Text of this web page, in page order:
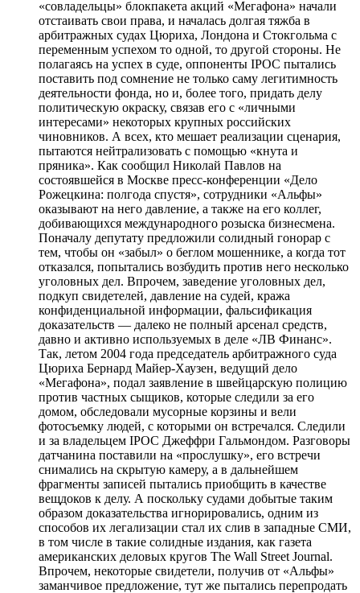
«совладельцы» блокпакета акций «Мегафона» начали
отстаивать свои права, и началась долгая тяжба в
арбитражных судах Цюриха, Лондона и Стокгольма с
переменным успехом то одной, то другой стороны. Не
полагаясь на успех в суде, оппоненты IPOC пытались
поставить под сомнение не только саму легитимность
деятельности фонда, но и, более того, придать делу
политическую окраску, связав его с «личными
интересами» некоторых крупных российских
чиновников. А всех, кто мешает реализации сценария,
пытаются нейтрализовать с помощью «кнута и
пряника». Как сообщил Николай Павлов на
состоявшейся в Москве пресс-конференции «Дело
Рожецкина: полгода спустя», сотрудники «Альфы»
оказывают на него давление, а также на его коллег,
добивающихся международного розыска бизнесмена.
Поначалу депутату предложили солидный гонорар с
тем, чтобы он «забыл» о беглом мошеннике, а когда тот
отказался, попытались возбудить против него несколько
уголовных дел. Впрочем, заведение уголовных дел,
подкуп свидетелей, давление на судей, кража
конфиденциальной информации, фальсификация
доказательств — далеко не полный арсенал средств,
давно и активно используемых в деле «ЛВ Финанс».
Так, летом 2004 года председатель арбитражного суда
Цюриха Бернард Майер-Хаузен, ведущий дело
«Мегафона», подал заявление в швейцарскую полицию
против частных сыщиков, которые следили за его
домом, обследовали мусорные корзины и вели
фотосъемку людей, с которыми он встречался. Следили
и за владельцем IPOC Джеффри Гальмондом. Разговоры
датчанина поставили на «прослушку», его встречи
снимались на скрытую камеру, а в дальнейшем
фрагменты записей пытались приобщить в качестве
вещдоков к делу. А поскольку судами добытые таким
образом доказательства игнорировались, одним из
способов их легализации стал их слив в западные СМИ,
в том числе в такие солидные издания, как газета
американских деловых кругов The Wall Street Journal.
Впрочем, некоторые свидетели, получив от «Альфы»
заманчивое предложение, тут же пытались перепродать